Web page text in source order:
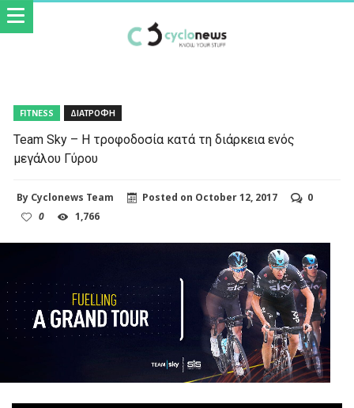
FITNESS ΔΙΑΤΡΟΦΗ
Team Sky – Η τροφοδοσία κατά τη διάρκεια ενός
μεγάλου Γύρου
By Cyclonews Team Posted on October 12, 2017
0
0
1,766